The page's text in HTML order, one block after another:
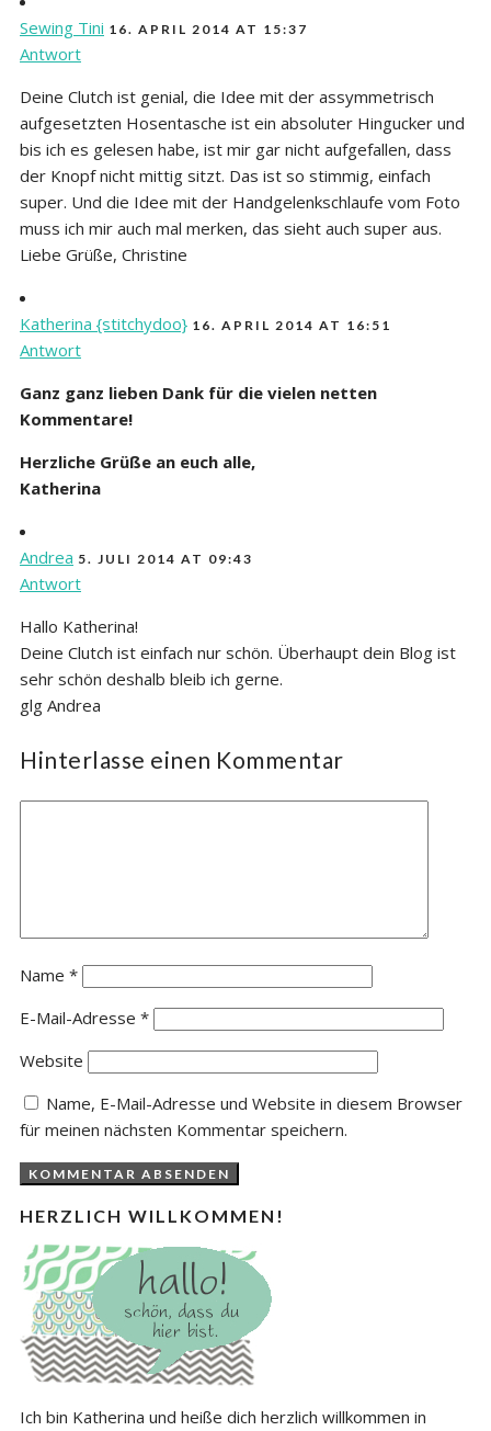
Sewing Tini 16. APRIL 2014 AT 15:37
Antwort
Deine Clutch ist genial, die Idee mit der assymmetrisch
aufgesetzten Hosentasche ist ein absoluter Hingucker und
bis ich es gelesen habe, ist mir gar nicht aufgefallen, dass
der Knopf nicht mittig sitzt. Das ist so stimmig, einfach
super. Und die Idee mit der Handgelenkschlaufe vom Foto
muss ich mir auch mal merken, das sieht auch super aus.
Liebe Grüße, Christine
Katherina {stitchydoo} 16. APRIL 2014 AT 16:51
Antwort
Ganz ganz lieben Dank für die vielen netten
Kommentare!
Herzliche Grüße an euch alle,
Katherina
Andrea 5. JULI 2014 AT 09:43
Antwort
Hallo Katherina!
Deine Clutch ist einfach nur schön. Überhaupt dein Blog ist
sehr schön deshalb bleib ich gerne.
glg Andrea
Hinterlasse einen Kommentar
Name *
E-Mail-Adresse *
Website
Name, E-Mail-Adresse und Website in diesem Browser
für meinen nächsten Kommentar speichern.
HERZLICH WILLKOMMEN!
Ich bin Katherina und heiße dich herzlich willkommen in